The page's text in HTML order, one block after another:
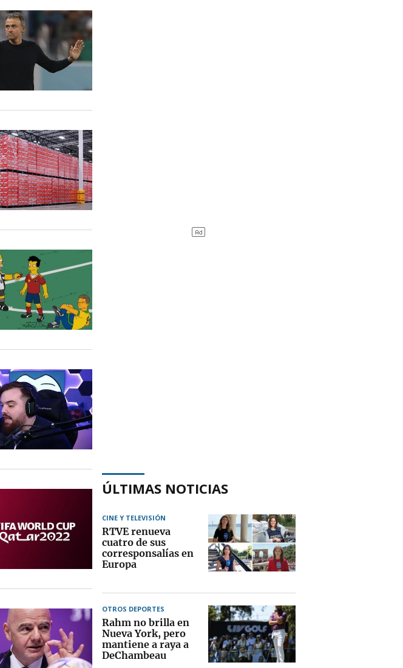
ÚLTIMAS NOTICIAS
CINE Y TELEVISIÓN
RTVE renueva
cuatro de sus
corresponsalías en
Europa
OTROS DEPORTES
Rahm no brilla en
Nueva York, pero
mantiene a raya a
DeChambeau